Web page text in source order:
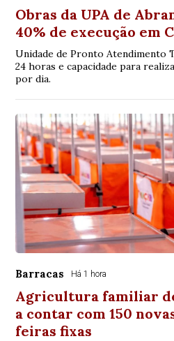
Obras da UPA de
40% de execução em
Unidade de Pronto Atendimento
24 horas e capacidade para
por dia.
Barracas Há 1 hora
Agricultura familiar
a contar com 150
feiras fixas